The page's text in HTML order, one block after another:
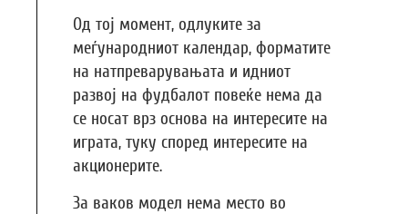
Од тој момент, одлуките за
меѓународниот календар, форматите
на натпреварувањата и идниот
развој на фудбалот повеќе нема да
се носат врз основа на интересите на
играта, туку според интересите на
акционерите.
За ваков модел нема место во